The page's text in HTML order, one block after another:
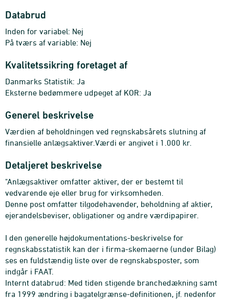
Databrud
Inden for variabel: Nej
På tværs af variable: Nej
Kvalitetssikring foretaget af
Danmarks Statistik: Ja
Eksterne bedømmere udpeget af KOR: Ja
Generel beskrivelse
Værdien af beholdningen ved regnskabsårets slutning af
finansielle anlægsaktiver.Værdi er angivet i 1.000 kr.
Detaljeret beskrivelse
"Anlægsaktiver omfatter aktiver, der er bestemt til
vedvarende eje eller brug for virksomheden.
Denne post omfatter tilgodehavender, beholdning af aktier,
ejerandelsbeviser, obligationer og andre værdipapirer.
I den generelle højdokumentations-beskrivelse for
regnskabsstatistik kan der i firma-skemaerne (under Bilag)
ses en fuldstændig liste over de regnskabsposter, som
indgår i FAAT.
Internt databrud: Med tiden stigende branchedækning samt
fra 1999 ændring i bagatelgrænse-definitionen, jf. nedenfor